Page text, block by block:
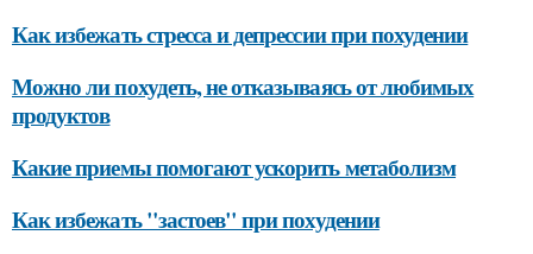
Как избежать стресса и депрессии при похудении
Можно ли похудеть, не отказываясь от любимых
продуктов
Какие приемы помогают ускорить метаболизм
Как избежать "застоев" при похудении